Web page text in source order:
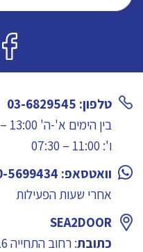
טלפון: 03-6829545
בין הימים א'-ה' 13:00 – 08:00
ו': 11:00 – 07:30
וואטסאפ: 050-5699434
אחרי שעות הפעילות
SEA2DOOR
כתובת: רחוב התחייה 26, תל אביב